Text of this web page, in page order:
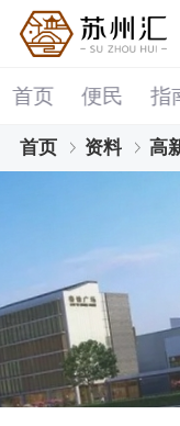
首页 便民 指
首页 资料 高